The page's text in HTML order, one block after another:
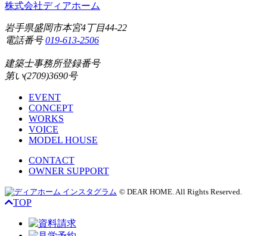
株式会社ディアホーム
岩手県盛岡市本宮4丁目44-22
電話番号019-613-2506
建築士事務所登録番号
第い(2709)3690号
EVENT
CONCEPT
WORKS
VOICE
MODEL HOUSE
CONTACT
OWNER SUPPORT
© DEAR HOME. All Rights Reserved.
TOP